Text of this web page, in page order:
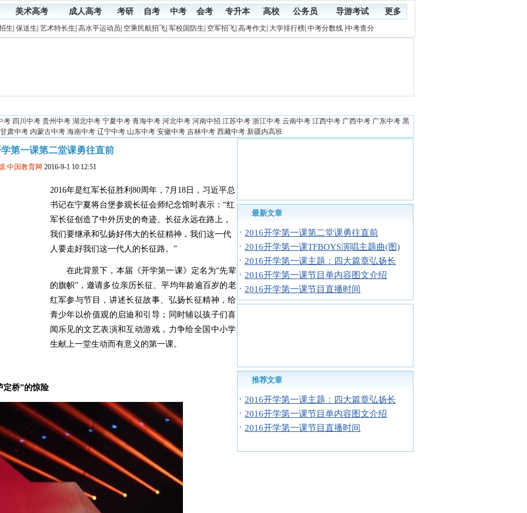
美术高考 成人高考 考研 自考 中考 会考 专升本 高校 公务员 导游考试 更多
生 保送生 艺术特长生 高水平运动员 空乘民航招飞| 军校国防生 空军招飞| 高考作文 大学排行榜| 中考分数线| 中考查分
考 四川中考 贵州中考 湖北中考 宁夏中考 青海中考 河北中考 河南中招 江苏中考 浙江中考 云南中考 江西中考 广西中考 广东中考 黑
甘肃中考 内蒙古中考 海南中考 辽宁中考 山东中考 安徽中考 吉林中考 西藏中考 新疆内高班
学第一课第二堂课勇往直前
:中国教育网 2016-9-1 10:12:51
2016年是红军长征胜利80周年，7月18日，习近平总
书记在宁夏将台堡参观长征会师纪念馆时表示：“红
军长征创造了中外历史的奇迹。长征永远在路上，
我们要继承和弘扬好伟大的长征精神，我们这一代
人要走好我们这一代人的长征路。”
在此背景下，本届《开学第一课》定名为“先辈
的旗帜”，邀请多位亲历长征、平均年龄逾百岁的老
红军参与节目，讲述长征故事、弘扬长征精神，给
青少年以价值观的启迪和引导；同时辅以孩子们喜
闻乐见的文艺表演和互动游戏，力争给全国中小学
生献上一堂生动而有意义的第一课。
定桥”的惊险
最新文章
· 2016开学第一课第二堂课勇往直前
· 2016开学第一课TFBOYS演唱主题曲(图)
· 2016开学第一课主题：四大篇章弘扬长
· 2016开学第一课节目单内容图文介绍
· 2016开学第一课节目直播时间
推荐文章
· 2016开学第一课主题：四大篇章弘扬长
· 2016开学第一课节目单内容图文介绍
· 2016开学第一课节目直播时间